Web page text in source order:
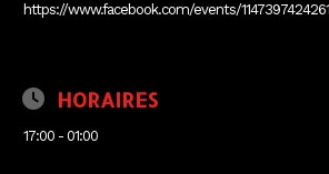
https://www.facebook.com/events/
HORAIRES
17:00 - 01:00